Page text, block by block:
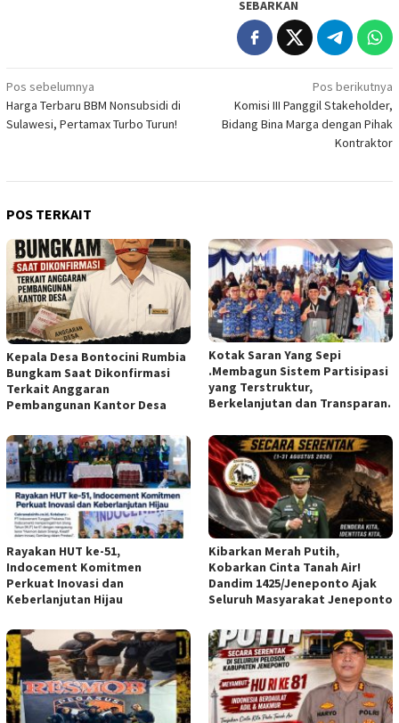
SEBARKAN
Navigasi
pos
Pos sebelumnya
Harga Terbaru BBM Nonsubsidi di
Sulawesi, Pertamax Turbo Turun!
Pos berikutnya
Komisi III Panggil Stakeholder,
Bidang Bina Marga dengan Pihak
Kontraktor
POS TERKAIT
Kepala Desa Bontocini Rumbia
Bungkam Saat Dikonfirmasi
Terkait Anggaran
Pembangunan Kantor Desa
Kotak Saran Yang Sepi
.Membagun Sistem Partisipasi
yang Terstruktur,
Berkelanjutan dan Transparan.
Rayakan HUT ke-51,
Indocement Komitmen
Perkuat Inovasi dan
Keberlanjutan Hijau
Kibarkan Merah Putih,
Kobarkan Cinta Tanah Air!
Dandim 1425/Jeneponto Ajak
Seluruh Masyarakat Jeneponto